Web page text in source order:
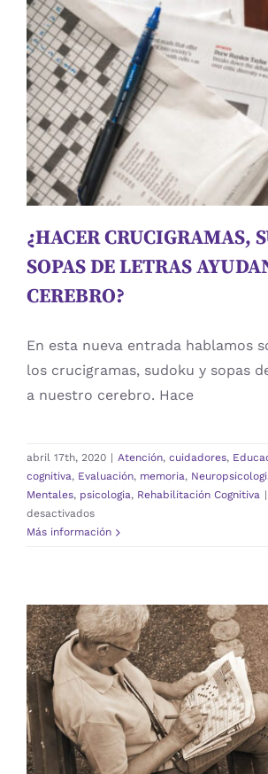
¿HACER CRUCIGRAMAS,
Y SOPAS DE LETRAS
CEREBRO?
Atención cuidadores Educación
cognitiva Evaluación
Procesos Mentales
psicologia
¿HACER CRUCIGRAMAS,
SOPAS DE LETRAS
CEREBRO?
En esta nueva entrada hablamos
los crucigramas, sudoku y sopas
a nuestro cerebro. Hace
abril 17th, 2020 | Atención, cuidadores,
cognitiva, Evaluación, memoria,
Mentales, psicologia, Rehabilitación Cognitiva |
desactivadosen
¿HACER
SOPAS
DE
LETRAS
AYUDAN
AL
CEREBRO?
Más información
LA IMPORTANCIA DE
CEREBRO
Atención cuidadores Educación
cognitiva Evaluación memoria